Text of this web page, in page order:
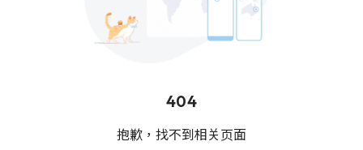
404
抱歉，找不到相关页面